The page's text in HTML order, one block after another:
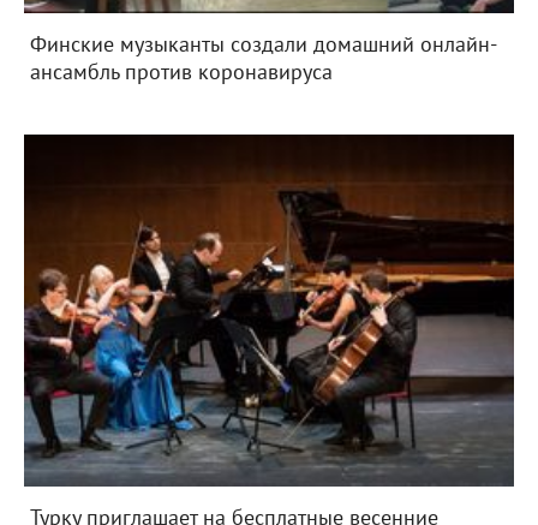
Финские музыканты создали домашний онлайн-
ансамбль против коронавируса
Турку приглашает на бесплатные весенние